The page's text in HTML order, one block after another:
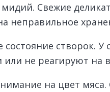
Свежие
неправильное
состояние створок.
не реагируют на
на цвет